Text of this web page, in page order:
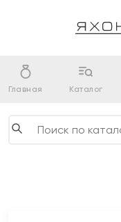
Главная Каталог